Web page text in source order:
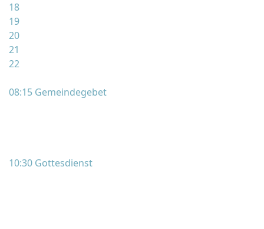
18
19
20
21
22
08:15 Gemeindegebet
10:30 Gottesdienst